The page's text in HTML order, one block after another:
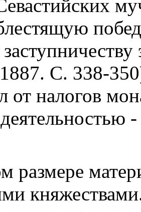
1887. С. 338-
от налогов
размере